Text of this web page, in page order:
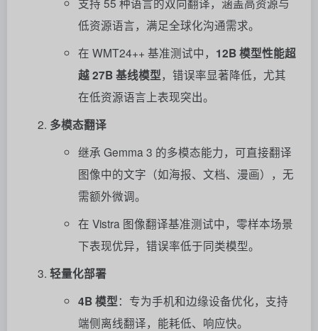
低资源语言，满足全球化沟通需求。
在 WMT24++ 基准测试中， 12B 模型性能超
越 27B 基线模型，错误率显著降低，尤其
在低资源语言上表现突出。
多模态翻译
继承 Gemma 3 的多模态能力，可直接翻译
图像中的文字（如海报、文档、漫画），无
需额外微调。
在 Vistra 图像翻译基准测试中，零样本场景
下表现优异，错误率低于同类模型。
轻量化部署
4B 模型：专为手机和边缘设备优化，支持
端侧离线翻译，能耗低、响应快。